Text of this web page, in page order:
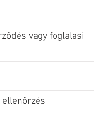
vagy foglalási